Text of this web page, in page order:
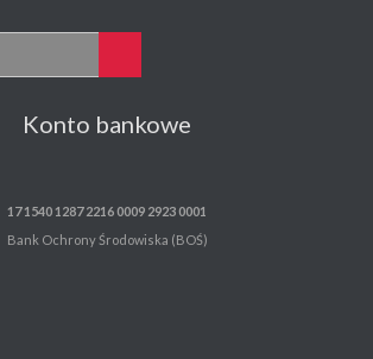
Konto bankowe
17 1540 1287 2216 0009 2923 0001
Bank Ochrony Środowiska (BOŚ)